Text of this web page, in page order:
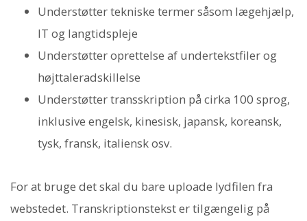
Understøtter tekniske termer såsom lægehjælp,
IT og langtidspleje
Understøtter oprettelse af undertekstfiler og
højttaleradskillelse
Understøtter transskription på cirka 100 sprog,
inklusive engelsk, kinesisk, japansk, koreansk,
tysk, fransk, italiensk osv.
For at bruge det skal du bare uploade lydfilen fra
webstedet. Transkriptionstekst er tilgængelig på